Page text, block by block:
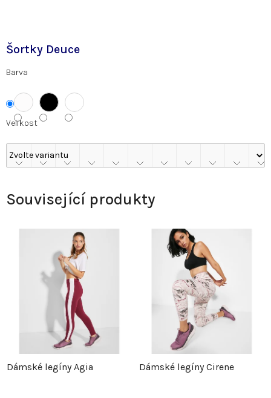
Šortky Deuce
Barva
Velikost
Související produkty
Dámské legíny Agia Dámské legíny Cirene